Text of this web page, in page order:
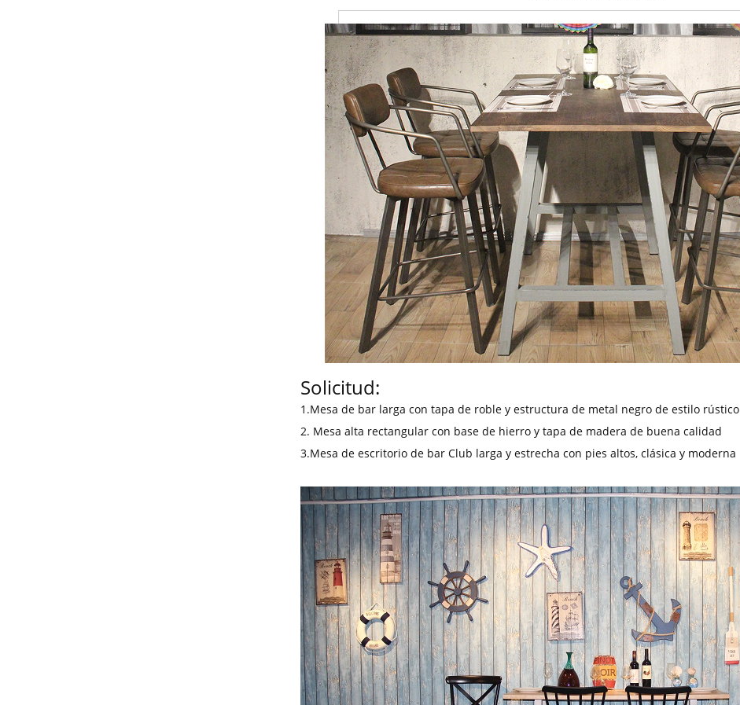
Solicitud:
1.Mesa de bar larga con tapa de roble y estructura de metal negro de estilo rústico
2. Mesa alta rectangular con base de hierro y tapa de madera de buena calidad
3.Mesa de escritorio de bar Club larga y estrecha con pies altos, clásica y moderna